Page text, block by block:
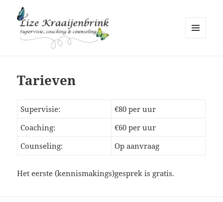
Tarieven
Supervisie:
€80 per uur
Coaching:
€60 per uur
Counseling:
Op aanvraag
Het eerste (kennismakings)gesprek is gratis.